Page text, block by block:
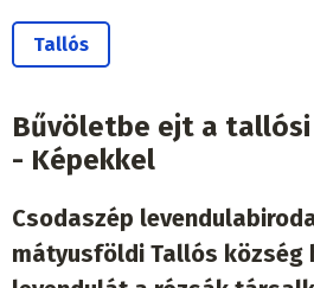
Tallós
Bűvöletbe ejt a
- Képekkel
Csodaszép
mátyusföldi Tallós község